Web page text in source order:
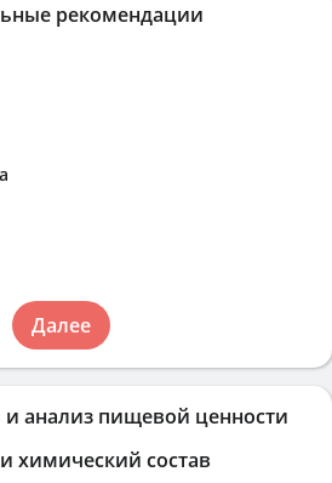
анализ пищевой ценности
химический состав
рекомендации
Далее